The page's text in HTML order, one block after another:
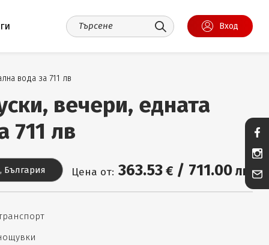
Вход
вода за 711 лв
вечери, едната
711 лв
България Цена от: 363.53€ / 711.00лв.